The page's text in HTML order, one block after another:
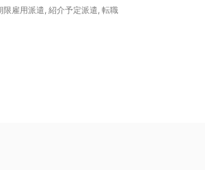
限雇用派遣, 紹介予定派遣, 転職